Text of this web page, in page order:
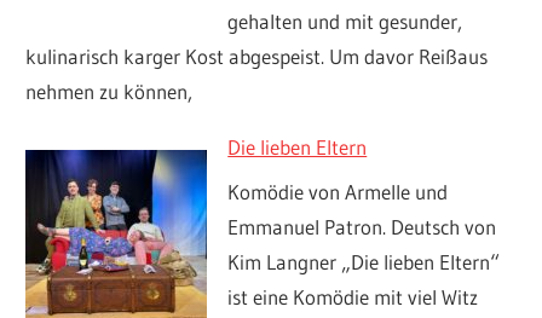
gehalten und mit gesunder,
kulinarisch karger Kost abgespeist. Um davor Reißaus
nehmen zu können,
Die lieben Eltern
Komödie von Armelle und
Emmanuel Patron. Deutsch von
Kim Langner „Die lieben Eltern“
ist eine Komödie mit viel Witz